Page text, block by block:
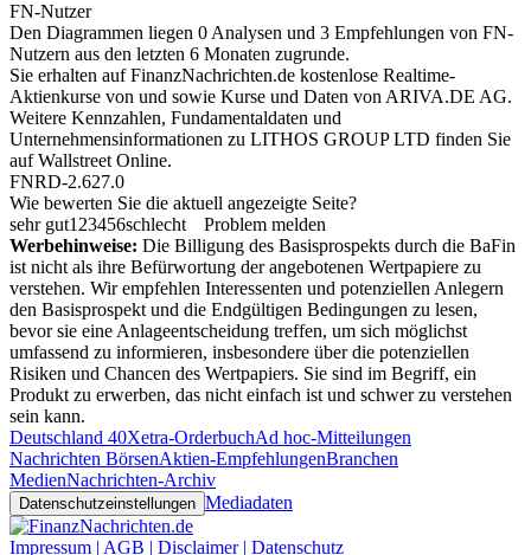
FN-Nutzer
Den Diagrammen liegen 0 Analysen und 3 Empfehlungen von FN-
Nutzern aus den letzten 6 Monaten zugrunde.
Sie erhalten auf FinanzNachrichten.de kostenlose Realtime-
Aktienkurse von und sowie Kurse und Daten von ARIVA.DE AG.
Weitere Kennzahlen, Fundamentaldaten und
Unternehmensinformationen zu LITHOS GROUP LTD finden Sie
aufWallstreet Online.
FNRD-2.627.0
Wie bewerten Sie die aktuell angezeigte Seite?
sehr gut1 23456schlecht
Problem melden
Werbehinweise: Die Billigung des Basisprospekts durch die BaFin
ist nicht als ihre Befürwortung der angebotenen Wertpapiere zu
verstehen. Wir empfehlen Interessenten und potenziellen Anlegern
den Basisprospekt und die Endgültigen Bedingungen zu lesen,
bevor sie eine Anlageentscheidung treffen, um sich möglichst
umfassend zu informieren, insbesondere über die potenziellen
Risiken und Chancen des Wertpapiers. Sie sind im Begriff, ein
Produkt zu erwerben, das nicht einfach ist und schwer zu verstehen
sein kann.
Deutschland 40Xetra-OrderbuchAd hoc-Mitteilungen
Nachrichten BörsenAktien-EmpfehlungenBranchen
MedienNachrichten-Archiv
Datenschutzeinstellungen Mediadaten
Impressum | AGB | Disclaimer | Datenschutz